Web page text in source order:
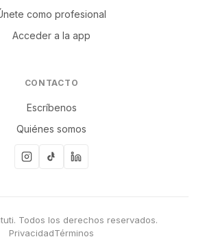
como profesional
Acceder a la app
CONTACTO
Escríbenos
Quiénes somos
Todos los derechos reservados.
PrivacidadTérminos